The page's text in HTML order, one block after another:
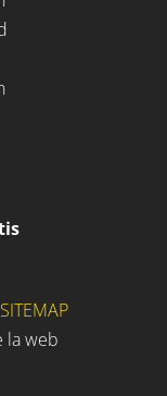
SITEMAP
la web